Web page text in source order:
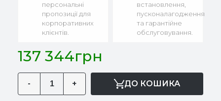
персональні
пропозиції для
корпоративних
клієнтів.
встановлення,
пусконалагодження
та гарантійне
обслуговування.
137 344грн
- + ДО КОШИКА